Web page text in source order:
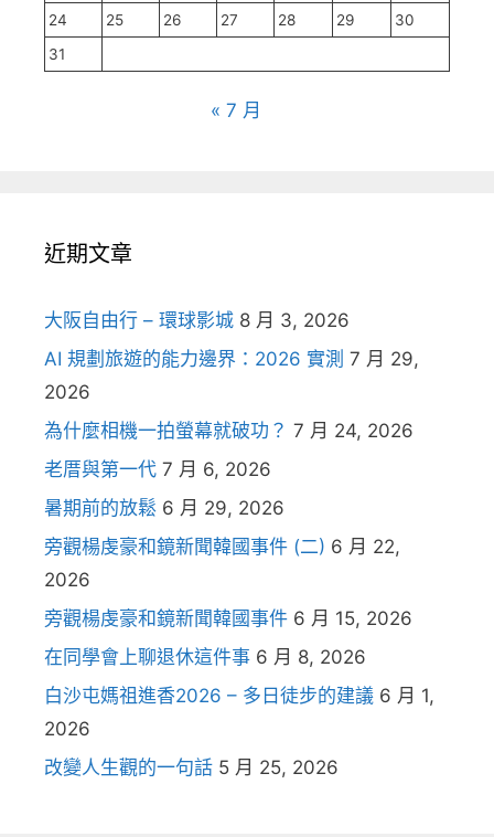
24
25 26 27 28 29
30
31
« 7 月
近期文章
大阪自由行 – 環球影城 8 月 3, 2026
AI 規劃旅遊的能力邊界：2026 實測 7 月 29,
2026
為什麼相機一拍螢幕就破功？ 7 月 24, 2026
老厝與第一代 7 月 6, 2026
暑期前的放鬆 6 月 29, 2026
旁觀楊虔豪和鏡新聞韓國事件 (二) 6 月 22,
2026
旁觀楊虔豪和鏡新聞韓國事件 6 月 15, 2026
在同學會上聊退休這件事 6 月 8, 2026
白沙屯媽祖進香2026 – 多日徒步的建議 6 月 1,
2026
改變人生觀的一句話 5 月 25, 2026